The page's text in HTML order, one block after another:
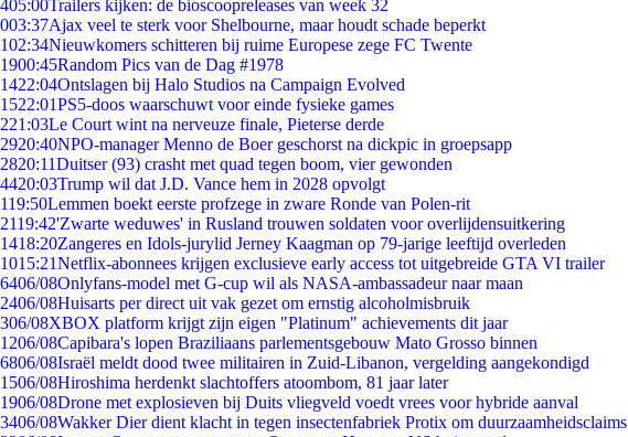
405:00Trailers kijken: de bioscoopreleases van week 32
003:37Ajax veel te sterk voor Shelbourne, maar houdt schade beperkt
102:34Nieuwkomers schitteren bij ruime Europese zege FC Twente
1900:45Random Pics van de Dag #1978
1422:04Ontslagen bij Halo Studios na Campaign Evolved
1522:01PS5-doos waarschuwt voor einde fysieke games
221:03Le Court wint na nerveuze finale, Pieterse derde
2920:40NPO-manager Menno de Boer geschorst na dickpic in groepsapp
2820:11Duitser (93) crasht met quad tegen boom, vier gewonden
4420:03Trump wil dat J.D. Vance hem in 2028 opvolgt
119:50Lemmen boekt eerste profzege in zware Ronde van Polen-rit
2119:42'Zwarte weduwes' in Rusland trouwen soldaten voor overlijdensuitkering
1418:20Zangeres en Idols-jurylid Jerney Kaagman op 79-jarige leeftijd overleden
1015:21Netflix-abonnees krijgen exclusieve early access tot uitgebreide GTA VI trailer
6406/08Onlyfans-model met G-cup wil als NASA-ambassadeur naar maan
2406/08Huisarts per direct uit vak gezet om ernstig alcoholmisbruik
306/08XBOX platform krijgt zijn eigen "Platinum" achievements dit jaar
1206/08Capibara's lopen Braziliaans parlementsgebouw Mato Grosso binnen
6806/08Israël meldt dood twee militairen in Zuid-Libanon, vergelding aangekondigd
1506/08Hiroshima herdenkt slachtoffers atoombom, 81 jaar later
1906/08Drone met explosieven bij Duits vliegveld voedt vrees voor hybride aanval
3406/08Wakker Dier dient klacht in tegen insectenfabriek Protix om duurzaamheidsclaims